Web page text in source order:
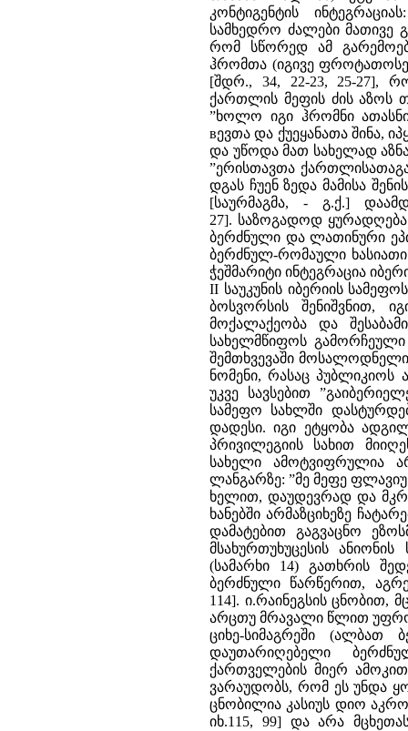
კონტიგენტის
სამხედრო ძალები მათივე
რომ სწორედ ამ
ჰრომთა (იგივე
[შდრ., 34, 22-23, 25-27],
ქართლის მეფის ძის აზოს
”ხოლო იგი ჰრომნი
вევთა და ქუეყანათა შინა,
და უწოდა მათ სახელად
”ერისთავთა
დგას ჩუენ ზედა მამისა
[საურმაგმა, - გ.ქ.]
27]. საზოგადოდ
ბერძნული და ლათინური
ბერძნულ-რომაული
ჭეშმარიტი ინტეგრაცია
II საუკუნის იბერიის
ბოსვორსის შენიშვნით,
მოქალაქეობა და
სახელმწიფოს
შემთხვევაში
ნომენი, რასაც პუბლიკიოს
უკვე სავსებით
სამეფო სახლში
დადესი. იგი ეტყობა
პრივილეგიის სახით
სახელი ამოტვიფრულია
ლანგარზე: ”მე მეფე
ხელით, დაუდევრად და
ხანებში არმაზციხეზე
დამატებით გაგვაცნო
მსახურთუხუცესის
(სამარხი 14) გათხრის
ბერძნული წარწერით,
114]. ი.რაინეგსის ცნობით,
არცთუ მრავალი წლით
ციხე-სიმაგრეში
დაუთარიღებელი
ქართველების მიერ
ვარაუდობს, რომ ეს უნდა
ცნობილია კასიუს დიო
იხ.115, 99] და არა